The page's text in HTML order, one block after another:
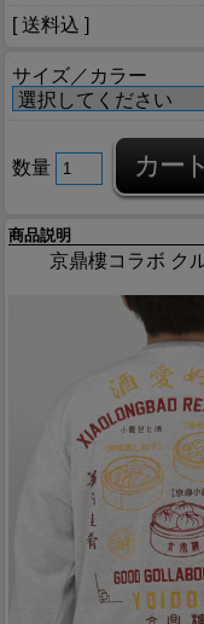
[ 送料込 ]
サイズ／カラー
数量
商品説明
京鼎樓コラボ ク